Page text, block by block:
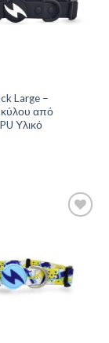
Large –
από
Υλικό